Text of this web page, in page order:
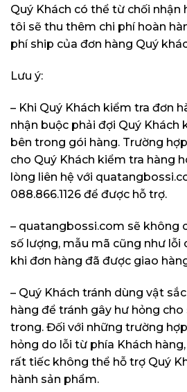
Quý Khách có thể từ chối nhận
tôi sẽ thu thêm chi phí hoàn
phí ship của đơn hàng Quý
Lưu ý:
– Khi Quý Khách kiểm tra đơn
nhận buộc phải đợi Quý Khách
bên trong gói hàng. Trường
cho Quý Khách kiểm tra hàng
lòng liên hệ với
088.866.1126 để được hỗ trợ.
– quatangbossi.com sẽ không
số lượng, mẫu mã cũng như lỗi
khi đơn hàng đã được giao
– Quý Khách tránh dùng vật
hàng để tránh gây hư hỏng
trong. Đối với những trường
hỏng do lỗi từ phía Khách
rất tiếc không thể hỗ trợ Quý
hành sản phẩm.